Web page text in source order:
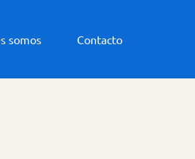
somos Contacto